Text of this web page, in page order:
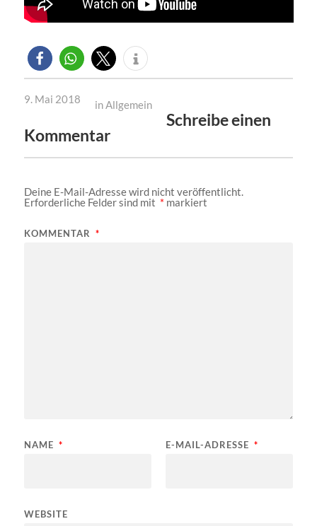
9. Mai 2018 inAllgemein
Schreibe einen
Kommentar
Deine E-Mail-Adresse wird nicht veröffentlicht.
Erforderliche Felder sind mit * markiert
KOMMENTAR *
NAME * E-MAIL-ADRESSE *
WEBSITE